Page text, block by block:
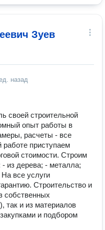
Зуев
назад
своей строительной
опыт работы в
расчеты - все
приступаем
стоимости. Строим
из дерева; - металла;
все услуги
Строительство и
собственных
так и из материалов
и подбором